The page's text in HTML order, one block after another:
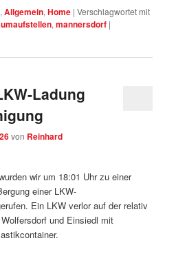
,Allgemein,Home |Verschlagwortet mit
,mannersdorf |
Ladung
von Reinhard
wir um 18:01 Uhr zu einer
einer LKW-
Ein LKW verlor auf der relativ
und Einsiedl mit